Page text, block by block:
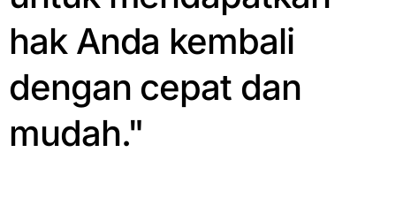
hak Anda kembali
dengan cepat dan
mudah."